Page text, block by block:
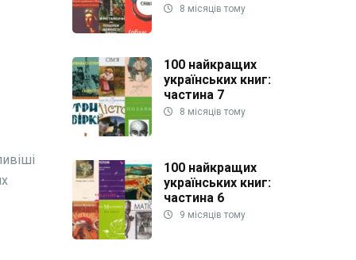
8 місяців тому
100 найкращих
українських книг:
частина 7
8 місяців тому
100 найкращих
українських книг:
частина 6
9 місяців тому